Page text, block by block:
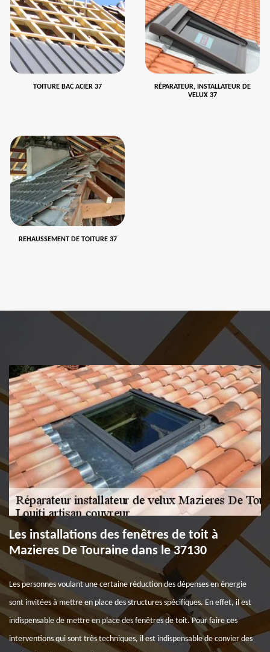
TOITURE BAC ACIER 37
RÉPARATEUR, INSTALLATEUR DE
VELUX 37
REHAUSSEMENT DE TOITURE 37
Les installations des fenêtres de toit à
Mazieres De Touraine dans le 37130
Les personnes voulant une certaine réduction des dépenses en énergie
sont invitées à mettre en place des structures spécifiques. En effet, il est
indispensable de mettre en place des fenêtres de toit. Pour faire ces
interventions qui sont très techniques, il est indispensable de convier des